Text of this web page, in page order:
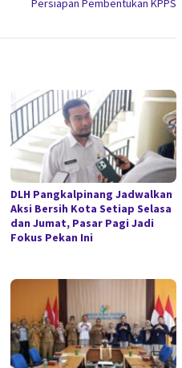
Persiapan Pembentukan KPPS
DLH Pangkalpinang Jadwalkan
Aksi Bersih Kota Setiap Selasa
dan Jumat, Pasar Pagi Jadi
Fokus Pekan Ini